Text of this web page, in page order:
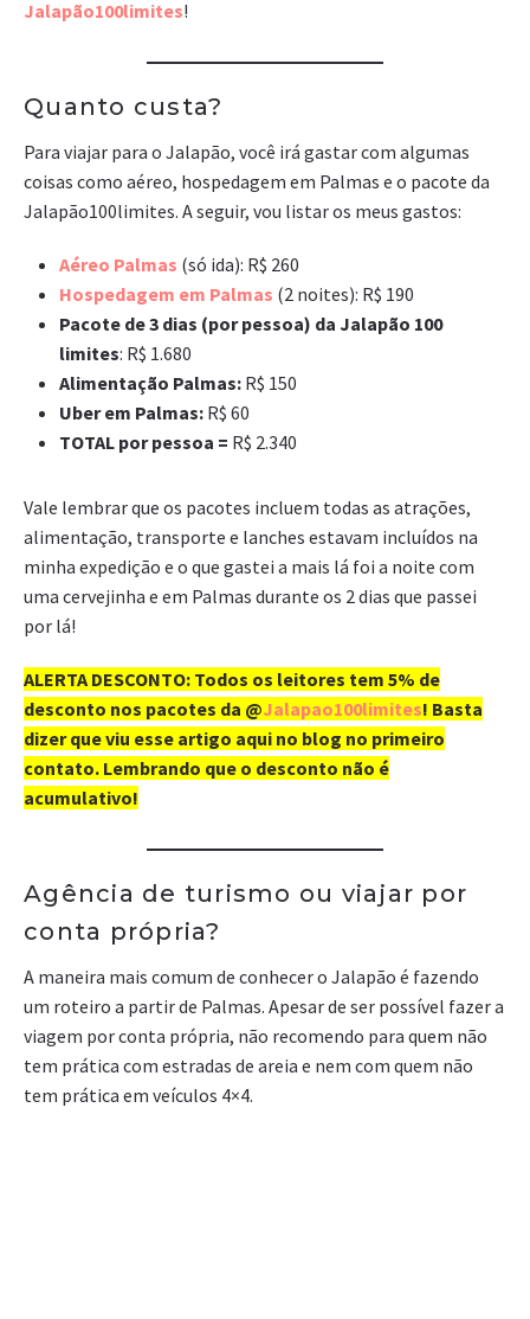
Jalapão100limites!
Quanto custa?
Para viajar para o Jalapão, você irá gastar com algumas
coisas como aéreo, hospedagem em Palmas e o pacote da
Jalapão100limites. A seguir, vou listar os meus gastos:
Aéreo Palmas (só ida): R$ 260
Hospedagem em Palmas (2 noites): R$ 190
Pacote de 3 dias (por pessoa) da Jalapão 100
limites: R$ 1.680
Alimentação Palmas: R$ 150
Uber em Palmas: R$ 60
TOTAL por pessoa = R$ 2.340
Vale lembrar que os pacotes incluem todas as atrações,
alimentação, transporte e lanches estavam incluídos na
minha expedição e o que gastei a mais lá foi a noite com
uma cervejinha e em Palmas durante os 2 dias que passei
por lá!
ALERTA DESCONTO: Todos os leitores tem 5% de
desconto nos pacotes da @Jalapao100limites! Basta
dizer que viu esse artigo aqui no blog no primeiro
contato. Lembrando que o desconto não é
acumulativo!
Agência de turismo ou viajar por
conta própria?
A maneira mais comum de conhecer o Jalapão é fazendo
um roteiro a partir de Palmas. Apesar de ser possível fazer a
viagem por conta própria, não recomendo para quem não
tem prática com estradas de areia e nem com quem não
tem prática em veículos 4×4.